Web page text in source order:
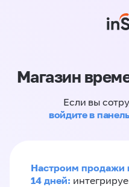
Магазин
Если вы
войдите в
Настроим продажи
14 дней: